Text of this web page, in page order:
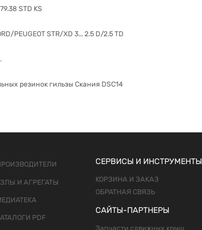
STD KS
PEUGEOT STR/XD 3... 2.5 D/2.5 TD
резинок гильзы Скания DSC14
И АГРЕГАТЫ
PDF
СЕРВИСЫ И ИНСТРУМЕНТЫ
КОРЗИНА И ЗАКАЗ
ОБРАТНАЯ СВЯЗЬ
САЙТЫ-ПАРТНЕРЫ
Запчасти сдвижных крыш